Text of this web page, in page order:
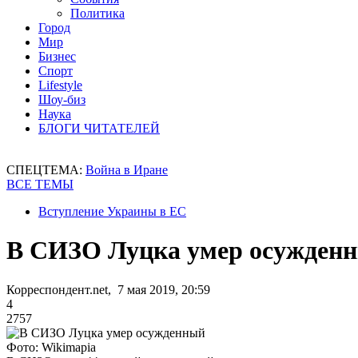
Политика
Город
Мир
Бизнес
Спорт
Lifestyle
Шоу-биз
Наука
БЛОГИ ЧИТАТЕЛЕЙ
СПЕЦТЕМА: Война в Иране
ВСЕ ТЕМЫ
Вступление Украины в ЕС
В СИЗО Луцка умер
Корреспондент.net, 7 мая 2019, 20:59
4
2757
Фото: Wikimapia